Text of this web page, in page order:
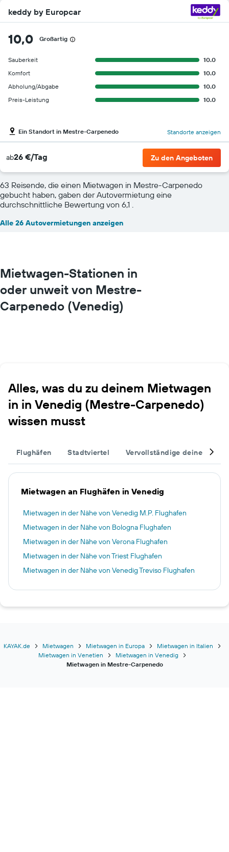
keddy by Europcar
10,0 Großartig
Sauberkeit
10.0
Komfort
10.0
Abholung/Abgabe
10.0
Preis-Leistung
10.0
Ein Standort in Mestre-Carpenedo Standorte anzeigen
ab26 €/Tag Zu den Angeboten
63 Reisende, die einen Mietwagen in Mestre-Carpenedo
gebucht haben, gaben der Autovermietung eine
durchschnittliche Bewertung von 6,1 .
Alle 26 Autovermietungen anzeigen
Mietwagen-Stationen in
oder unweit von Mestre-
Carpenedo (Venedig)
Alles, was du zu deinem Mietwagen
in in Venedig (Mestre-Carpenedo)
wissen musst
Flughäfen Stadtviertel Vervollständige deinen Trip
Mietwagen an Flughäfen in Venedig
Mietwagen in der Nähe von Venedig M.P. Flughafen
Mietwagen in der Nähe von Bologna Flughafen
Mietwagen in der Nähe von Verona Flughafen
Mietwagen in der Nähe von Triest Flughafen
Mietwagen in der Nähe von Venedig Treviso Flughafen
KAYAK.de Mietwagen Mietwagen in Europa
Mietwagen in Italien
Mietwagen in Venetien
Mietwagen in Venedig
Mietwagen in Mestre-Carpenedo